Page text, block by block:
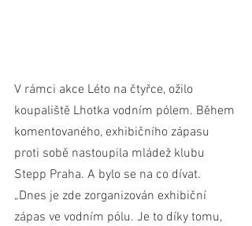
V rámci akce Léto na čtyřce, ožilo
koupaliště Lhotka vodním pólem. Během
komentovaného, exhibičního zápasu
proti sobě nastoupila mládež klubu
Stepp Praha. A bylo se na co dívat.
„Dnes je zde zorganizován exhibiční
zápas ve vodním pólu. Je to díky tomu,